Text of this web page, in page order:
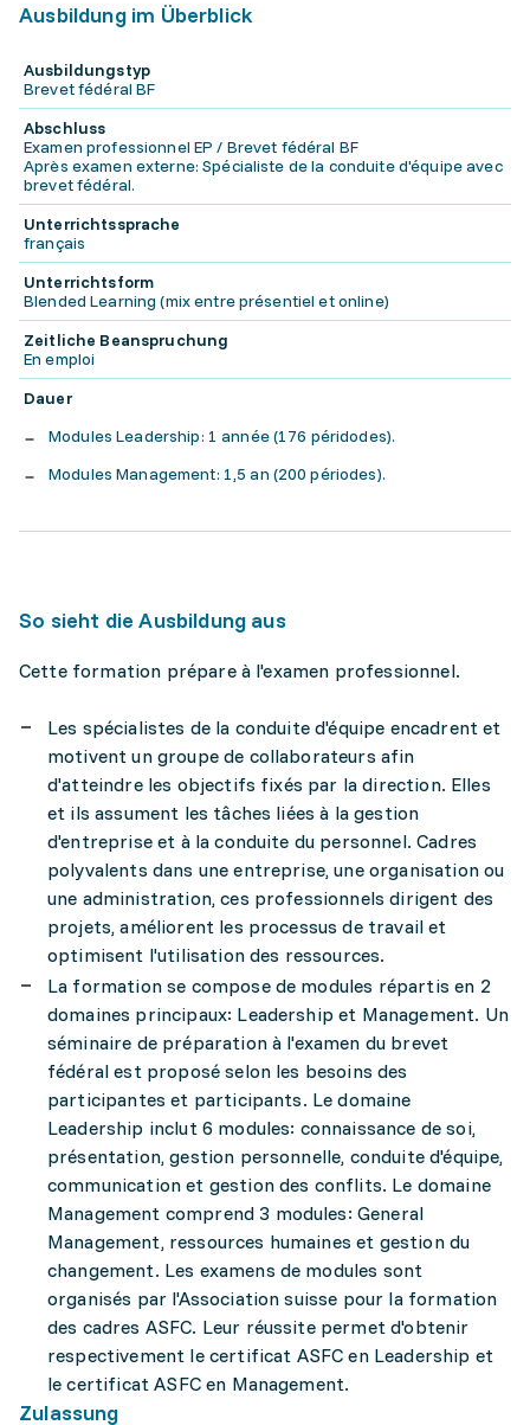
Ausbildung im Überblick
Ausbildungstyp
Brevet fédéral BF
Abschluss
Examen professionnel EP / Brevet fédéral BF
Après examen externe: Spécialiste de la conduite d'équipe avec
brevet fédéral.
Unterrichtssprache
français
Unterrichtsform
Blended Learning (mix entre présentiel et online)
Zeitliche Beanspruchung
En emploi
Dauer
Modules Leadership: 1 année (176 péridodes).
Modules Management: 1,5 an (200 périodes).
So sieht die Ausbildung aus
Cette formation prépare à l'examen professionnel.
Les spécialistes de la conduite d'équipe encadrent et
motivent un groupe de collaborateurs afin
d'atteindre les objectifs fixés par la direction. Elles
et ils assument les tâches liées à la gestion
d'entreprise et à la conduite du personnel. Cadres
polyvalents dans une entreprise, une organisation ou
une administration, ces professionnels dirigent des
projets, améliorent les processus de travail et
optimisent l'utilisation des ressources.
La formation se compose de modules répartis en 2
domaines principaux: Leadership et Management. Un
séminaire de préparation à l'examen du brevet
fédéral est proposé selon les besoins des
participantes et participants. Le domaine
Leadership inclut 6 modules: connaissance de soi,
présentation, gestion personnelle, conduite d'équipe,
communication et gestion des conflits. Le domaine
Management comprend 3 modules: General
Management, ressources humaines et gestion du
changement. Les examens de modules sont
organisés par l'Association suisse pour la formation
des cadres ASFC. Leur réussite permet d'obtenir
respectivement le certificat ASFC en Leadership et
le certificat ASFC en Management.
Zulassung